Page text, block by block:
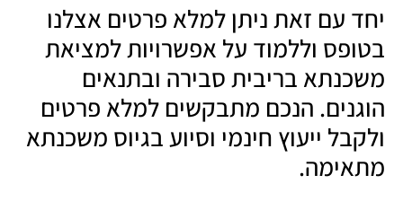
יחד עם זאת ניתן למלא פרטים אצלנו
בטופס וללמוד על אפשרויות למציאת
משכנתא בריבית סבירה ובתנאים
הוגנים. הנכם מתבקשים למלא פרטים
ולקבל ייעוץ חינמי וסיוע בגיוס משכנתא
מתאימה.